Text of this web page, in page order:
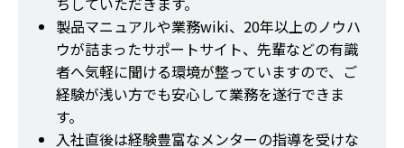
製品マニュアルや業務wiki、20年以上のノウハ
ウが詰まったサポートサイト、先輩などの有識
者へ気軽に聞ける環境が整っていますので、ご
経験が浅い方でも安心して業務を遂行できま
す。
入社直後は経験豊富なメンターの指導を受けな